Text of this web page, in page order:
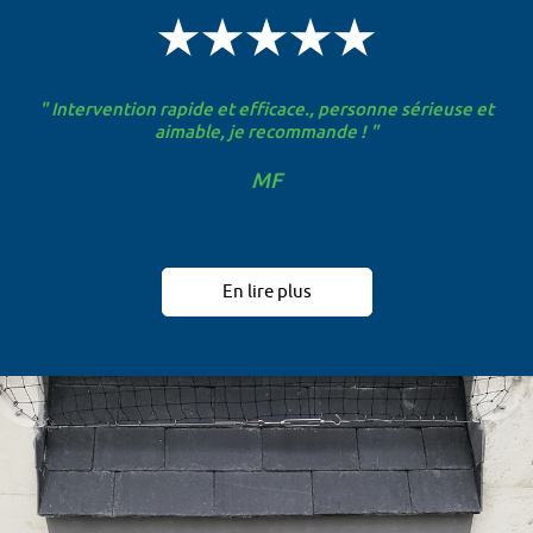
" Intervention rapide et efficace., personne sérieuse et
aimable, je recommande ! "
MF
En lire plus